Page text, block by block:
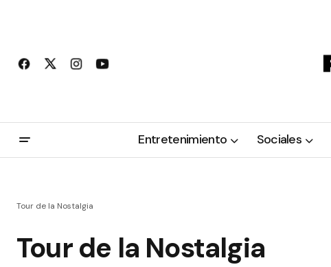
Entretenimiento Sociales
Tour de la Nostalgia
Tour de la Nostalgia